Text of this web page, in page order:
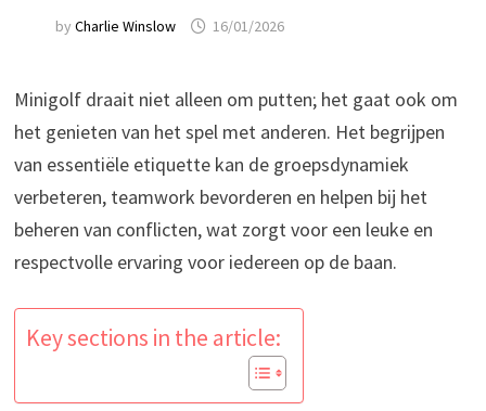
by Charlie Winslow 16/01/2026
Minigolf draait niet alleen om putten; het gaat ook om
het genieten van het spel met anderen. Het begrijpen
van essentiële etiquette kan de groepsdynamiek
verbeteren, teamwork bevorderen en helpen bij het
beheren van conflicten, wat zorgt voor een leuke en
respectvolle ervaring voor iedereen op de baan.
Key sections in the article: